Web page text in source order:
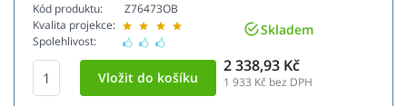
Kód produktu:
Kvalita projekce:
Spolehlivost:
Z76473OB
Skladem
2 338,93 Kč
1 933 Kč bez DPH